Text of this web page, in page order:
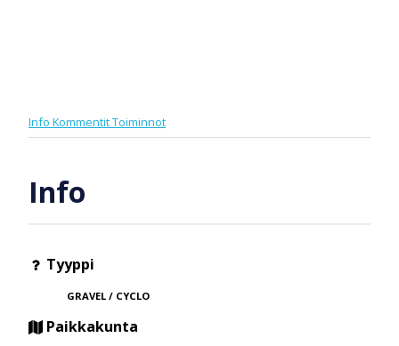
Info KommentitToiminnot
Info
Tyyppi
GRAVEL / CYCLO
Paikkakunta